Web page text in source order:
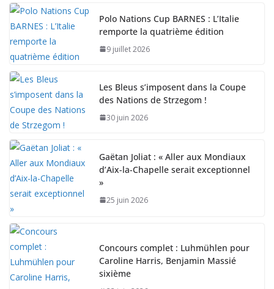
Polo Nations Cup BARNES : L’Italie
remporte la quatrième édition
9 juillet 2026
Les Bleus s’imposent dans la Coupe
des Nations de Strzegom !
30 juin 2026
Gaëtan Joliat : « Aller aux Mondiaux
d’Aix-la-Chapelle serait exceptionnel
»
25 juin 2026
Concours complet : Luhmühlen pour
Caroline Harris, Benjamin Massié
sixième